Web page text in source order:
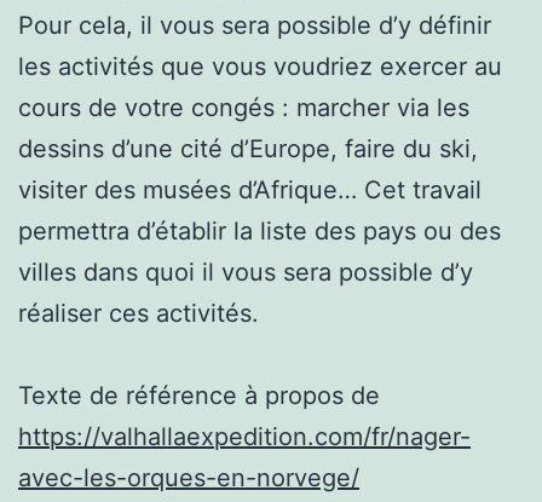
Pour cela, il vous sera possible d’y définir
les activités que vous voudriez exercer au
cours de votre congés : marcher via les
dessins d’une cité d’Europe, faire du ski,
visiter des musées d’Afrique… Cet travail
permettra d’établir la liste des pays ou des
villes dans quoi il vous sera possible d’y
réaliser ces activités.
Texte de référence à propos de
https://valhallaexpedition.com/fr/nager-
avec-les-orques-en-norvege/